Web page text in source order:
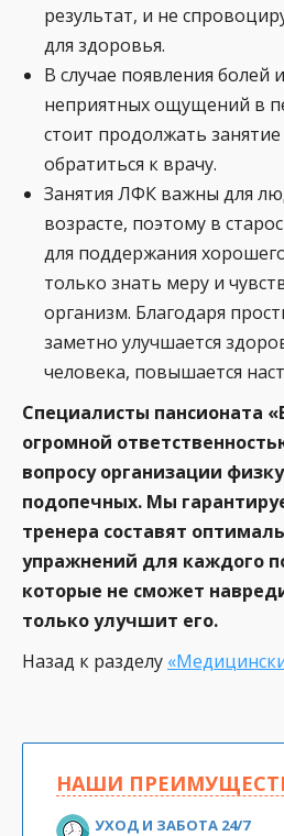
результат, и не
для здоровья.
В случае появления болей
неприятных ощущений в
стоит продолжать занятие
обратиться к врачу.
Занятия ЛФК важны для
возрасте, поэтому в
для поддержания
только знать меру и
организм. Благодаря
заметно улучшается
человека, повышается
Специалисты пансионата
огромной
вопросу организации
подопечных. Мы
тренера составят
упражнений для каждого
которые не сможет
только улучшит его.
Назад к разделу
НАШИ
УХОД И ЗАБОТА 24/7